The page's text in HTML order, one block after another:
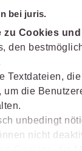
bei juris.
zu Cookies
den
Textdateien,
um die
unbedingt
nicht
wie juris das
juris Portal bietet
und effizienter